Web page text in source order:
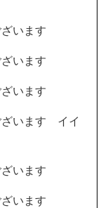
います
います
います
ざいます イイ
います
います